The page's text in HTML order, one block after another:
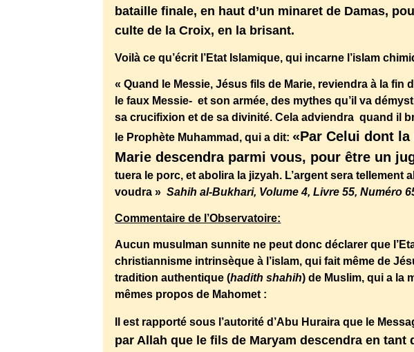
bataille finale, en haut d’un minaret de Damas,
culte de la Croix, en la brisant.
Voilà ce qu’écrit l’Etat Islamique, qui incarne l’islam
« Quand le Messie, Jésus fils de Marie, reviendra à la
le faux Messie- et son armée, des mythes qu’il va
sa crucifixion et de sa divinité. Cela adviendra quand il
le Prophète Muhammad, qui a dit: «Par Celui dont
Marie descendra parmi vous, pour être un
tuera le porc, et abolira la jizyah. L’argent sera tellement
voudra »Sahih al-Bukhari, Volume 4, Livre 55, Numéro
Commentaire de l’Observatoire:
Aucun musulman sunnite ne peut donc déclarer que
christiannisme intrinsèque à l’islam, qui fait même de
tradition authentique (hadithshahih) de Muslim, qui a la
mêmes propos de Mahomet :
Il est rapporté sous l’autorité d’Abu Huraira que le
par Allah que le fils de Maryam descendra en tant